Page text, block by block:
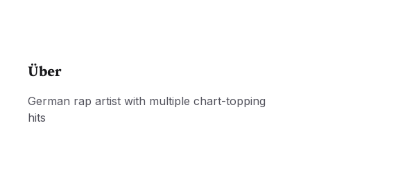
Über
German rap artist with multiple chart-topping
hits